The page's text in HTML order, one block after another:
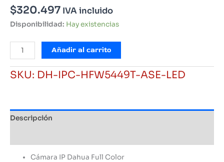
$320.497 IVA incluido
Disponibilidad: Hay existencias
Cámara
de
red
WizMind
4
LED
cálidos
Añadir al carrito
SKU: DH-IPC-HFW5449T-ASE-LED
Descripción
Cámara IP Dahua Full Color